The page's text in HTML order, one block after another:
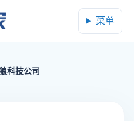
菜单
科技公司